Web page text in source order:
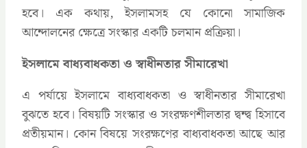
হবে। এক কথায়, ইসলামসহ যে কোনো সামাজিক
আন্দোলনের ক্ষেত্রে সংস্কার একটি চলমান প্রক্রিয়া।
ইসলামে বাধ্যবাধকতা ও স্বাধীনতার সীমারেখা
এ পর্যায়ে ইসলামে বাধ্যবাধকতা ও স্বাধীনতার সীমারেখা
বুঝতে হবে। বিষয়টি সংস্কার ও সংরক্ষণশীলতার দ্বন্দ্ব হিসাবে
প্রতীয়মান। কোন বিষয়ে সংরক্ষণের বাধ্যবাধকতা আছে আর